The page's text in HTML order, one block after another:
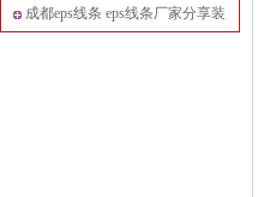
发去哪里?
成都eps线条 eps线条厂家分享装